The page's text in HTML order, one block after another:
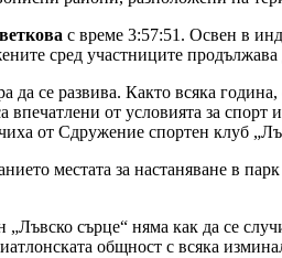
с време 3:57:51. Освен в
сред участниците продължава
се развива. Както всяка
от условията за спорт
от Сдружение спортен клуб
местата за настаняване в
сърце“ няма как да се
общност с всяка